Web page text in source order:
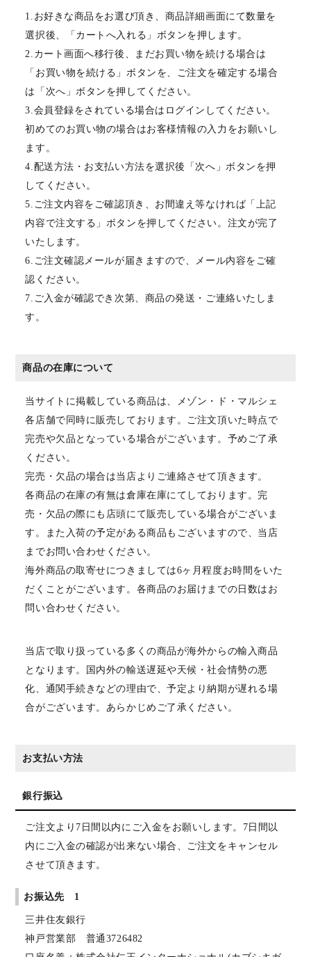
1.お好きな商品をお選び頂き、商品詳細画面にて数量を
選択後、「カートへ入れる」ボタンを押します。
2.カート画面へ移行後、まだお買い物を続ける場合は
「お買い物を続ける」ボタンを、ご注文を確定する場合
は「次へ」ボタンを押してください。
3.会員登録をされている場合はログインしてください。
初めてのお買い物の場合はお客様情報の入力をお願いし
ます。
4.配送方法・お支払い方法を選択後「次へ」ボタンを押
してください。
5.ご注文内容をご確認頂き、お間違え等なければ「上記
内容で注文する」ボタンを押してください。注文が完了
いたします。
6.ご注文確認メールが届きますので、メール内容をご確
認ください。
7.ご入金が確認でき次第、商品の発送・ご連絡いたしま
す。
商品の在庫について
当サイトに掲載している商品は、メゾン・ド・マルシェ
各店舗で同時に販売しております。ご注文頂いた時点で
完売や欠品となっている場合がございます。予めご了承
ください。
完売・欠品の場合は当店よりご連絡させて頂きます。
各商品の在庫の有無は倉庫在庫にてしております。完
売・欠品の際にも店頭にて販売している場合がございま
す。また入荷の予定がある商品もございますので、当店
までお問い合わせください。
海外商品の取寄せにつきましては6ヶ月程度お時間をいた
だくことがございます。各商品のお届けまでの日数はお
問い合わせください。
当店で取り扱っている多くの商品が海外からの輸入商品
となります。国内外の輸送遅延や天候・社会情勢の悪
化、通関手続きなどの理由で、予定より納期が遅れる場
合がございます。あらかじめご了承ください。
お支払い方法
銀行振込
ご注文より7日間以内にご入金をお願いします。7日間以
内にご入金の確認が出来ない場合、ご注文をキャンセル
させて頂きます。
お振込先 1
三井住友銀行
神戸営業部 普通3726482